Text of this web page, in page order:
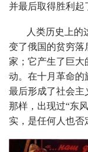
并最后取得胜利起
人类历史上的
变了俄国的贫穷落
家；它产生了巨大
动。在十月革命的
最后形成了社会主
那样，出现过“东
实，是任何人也否